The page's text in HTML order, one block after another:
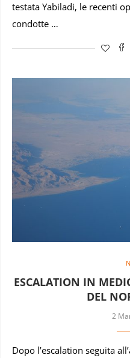
testata Yabiladi, le recenti
condotte …
ESCALATION IN
DEL
2
Dopo l’escalation seguita